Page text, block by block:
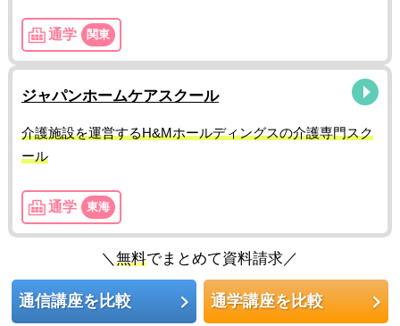
通学 関東
ジャパンホームケアスクール
介護施設を運営するH&Mホールディングスの介護専門スク
ール
通学 東海
＼無料でまとめて資料請求／
通信講座を比較 通学講座を比較